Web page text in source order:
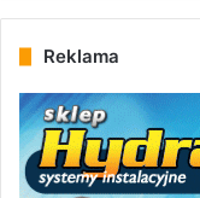
Reklama